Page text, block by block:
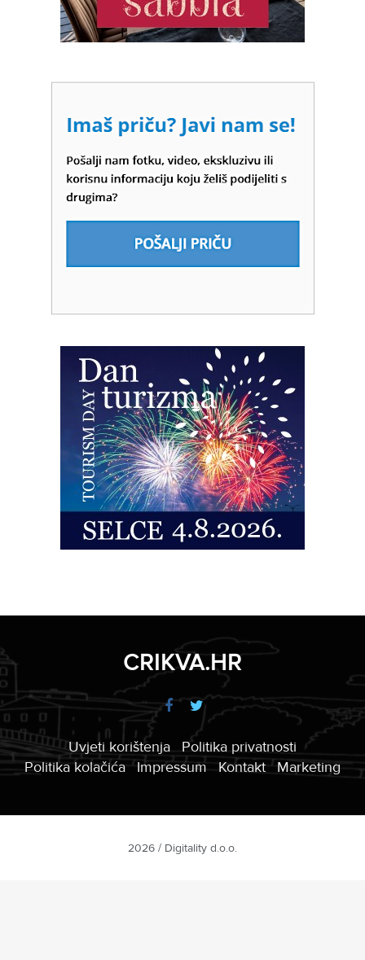
CRIKVA.HR
Uvjeti korištenja
Politika privatnosti
Politika kolačića
Impressum Kontakt Marketing
2026 / Digitality d.o.o.